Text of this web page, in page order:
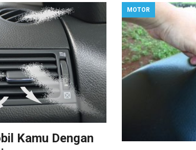
Kamu Dengan
MOTOR